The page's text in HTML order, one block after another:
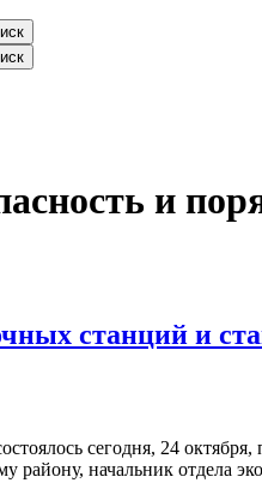
и
станций и
сегодня, 24
начальник отдела